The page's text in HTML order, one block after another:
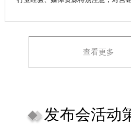
理念理解不足，导致宣传方案
查看更多
发布会活动